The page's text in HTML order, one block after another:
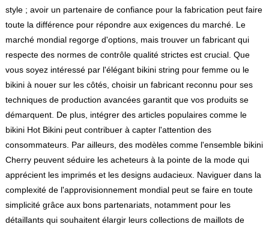
style ; avoir un partenaire de confiance pour la fabrication peut faire
toute la différence pour répondre aux exigences du marché. Le
marché mondial regorge d'options, mais trouver un fabricant qui
respecte des normes de contrôle qualité strictes est crucial. Que
vous soyez intéressé par l'élégant bikini string pour femme ou le
bikini à nouer sur les côtés, choisir un fabricant reconnu pour ses
techniques de production avancées garantit que vos produits se
démarquent. De plus, intégrer des articles populaires comme le
bikini Hot Bikini peut contribuer à capter l'attention des
consommateurs. Par ailleurs, des modèles comme l'ensemble bikini
Cherry peuvent séduire les acheteurs à la pointe de la mode qui
apprécient les imprimés et les designs audacieux. Naviguer dans la
complexité de l'approvisionnement mondial peut se faire en toute
simplicité grâce aux bons partenariats, notamment pour les
détaillants qui souhaitent élargir leurs collections de maillots de